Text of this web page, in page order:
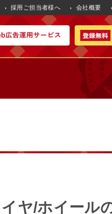
採用ご担当者様へ 会社概要